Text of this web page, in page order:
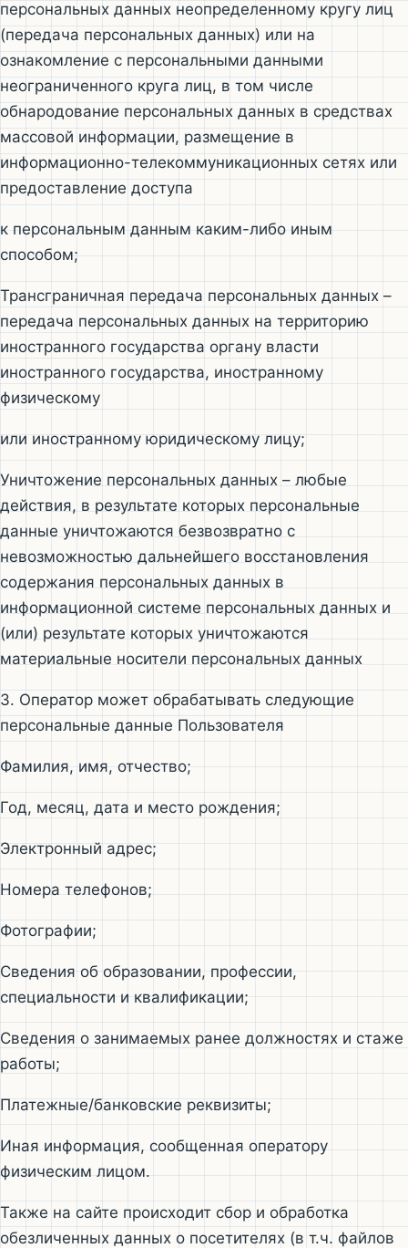
персональных данных неопределенному кругу лиц
(передача персональных данных) или на
ознакомление с персональными данными
неограниченного круга лиц, в том числе
обнародование персональных данных в средствах
массовой информации, размещение в
информационно-телекоммуникационных сетях или
предоставление доступа
к персональным данным каким-либо иным
способом;
Трансграничная передача персональных данных –
передача персональных данных на территорию
иностранного государства органу власти
иностранного государства, иностранному
физическому
или иностранному юридическому лицу;
Уничтожение персональных данных – любые
действия, в результате которых персональные
данные уничтожаются безвозвратно с
невозможностью дальнейшего восстановления
содержания персональных данных в
информационной системе персональных данных и
(или) результате которых уничтожаются
материальные носители персональных данных
3. Оператор может обрабатывать следующие
персональные данные Пользователя
Фамилия, имя, отчество;
Год, месяц, дата и место рождения;
Электронный адрес;
Номера телефонов;
Фотографии;
Сведения об образовании, профессии,
специальности и квалификации;
Cведения о занимаемых ранее должностях и стаже
работы;
Платежные/банковские реквизиты;
Иная информация, сообщенная оператору
физическим лицом.
Также на сайте происходит сбор и обработка
обезличенных данных о посетителях (в т.ч. файлов